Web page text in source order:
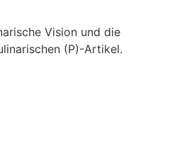
Vision und die
(P)-Artikel.